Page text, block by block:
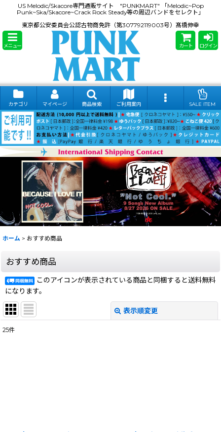
US Melodic/Skacore専門通販サイト "PUNKMART" 「Melodic~Pop
Punk~Ska/Skacore~Crack Rock Steady等の周辺バンドをセレクト」
東京都公安委員会公認古物商免許（第307792119003号）髙橋伸幸
メニュー カート ログイン
カテゴリ マイページ 商品検索 ご利用案内 SALE ITEM
ホーム > おすすめ商品
おすすめ商品
このアイコンが表示されている商品と同梱すると送料無料
になります。
表示順変更
25件